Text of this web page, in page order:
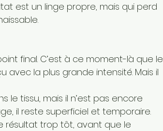
est un linge propre, mais qui perd
final. C’est à ce moment-là que le
la plus grande intensité. Mais il
le tissu, mais il n’est pas encore
il reste superficiel et temporaire.
résultat trop tôt, avant que le